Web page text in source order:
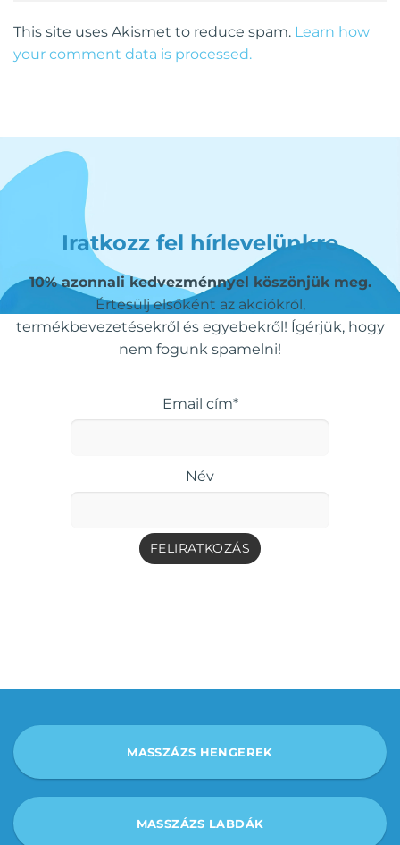
This site uses Akismet to reduce spam. Learn how
your comment data is processed.
Iratkozz fel hírlevelünkre
10% azonnali kedvezménnyel köszönjük meg.
Értesülj elsőként az akciókról,
termékbevezetésekről és egyebekről! Ígérjük, hogy
nem fogunk spamelni!
Email cím*
Név
MASSZÁZS HENGEREK
MASSZÁZS LABDÁK